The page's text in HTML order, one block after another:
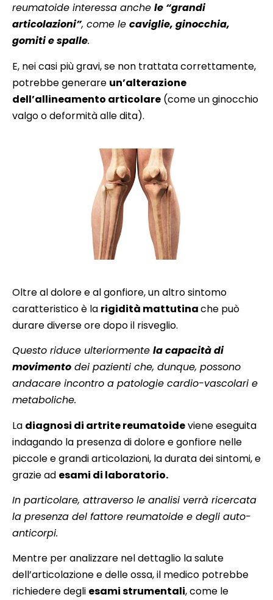
reumatoide interessa anche le “grandi
articolazioni”, come le caviglie, ginocchia,
gomiti e spalle.
E, nei casi più gravi, se non trattata correttamente,
potrebbe generare un’alterazione
dell’allineamento articolare (come un ginocchio
valgo o deformità alle dita).
Oltre al dolore e al gonfiore, un altro sintomo
caratteristico è la rigidità mattutinache può
durare diverse ore dopo il risveglio.
Questo riduce ulteriormente la capacità di
movimento dei pazienti che, dunque, possono
andacare incontro a patologie cardio-vascolari e
metaboliche.
La diagnosi di artrite reumatoideviene eseguita
indagando la presenza di dolore e gonfiore nelle
piccole e grandi articolazioni, la durata dei sintomi, e
grazie ad esami di laboratorio.
In particolare, attraverso le analisi verrà ricercata
la presenza del fattore reumatoide e degli auto-
anticorpi.
Mentre per analizzare nel dettaglio la salute
dell’articolazione e delle ossa, il medico potrebbe
richiedere degli esami strumentali, come le